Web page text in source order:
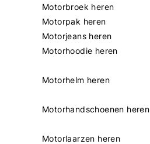
Motorbroek heren
Motorpak heren
Motorjeans heren
Motorhoodie heren
Motorhelm heren
Motorhandschoenen heren
Motorlaarzen heren